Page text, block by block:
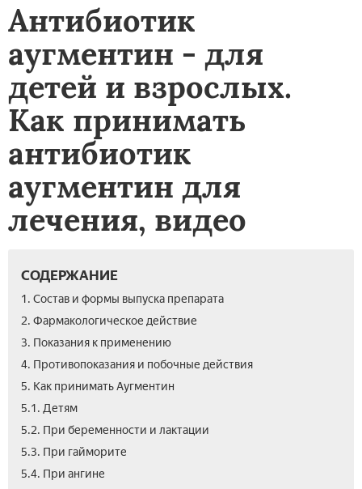
Антибиотик
аугментин - для
детей и взрослых.
Как принимать
антибиотик
аугментин для
лечения, видео
СОДЕРЖАНИЕ
1. Состав и формы выпуска препарата
2. Фармакологическое действие
3. Показания к применению
4. Противопоказания и побочные действия
5. Как принимать Аугментин
5.1. Детям
5.2. При беременности и лактации
5.3. При гайморите
5.4. При ангине